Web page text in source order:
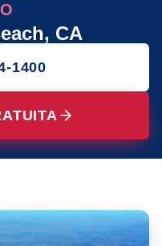
, CA
1400